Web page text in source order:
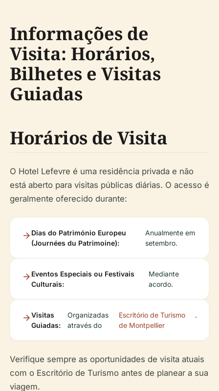
Informações de
Visita: Horários,
Bilhetes e Visitas
Guiadas
Horários de Visita
O Hotel Lefevre é uma residência privada e não
está aberto para visitas públicas diárias. O acesso é
geralmente oferecido durante:
Dias do Património Europeu
(Journées du Patrimoine):
Anualmente em
setembro.
Eventos Especiais ou Festivais
Culturais:
Mediante
acordo.
Visitas
Guiadas:
Organizadas
através do
Escritório de Turismo
de Montpellier
.
Verifique sempre as oportunidades de visita atuais
com o Escritório de Turismo antes de planear a sua
viagem.